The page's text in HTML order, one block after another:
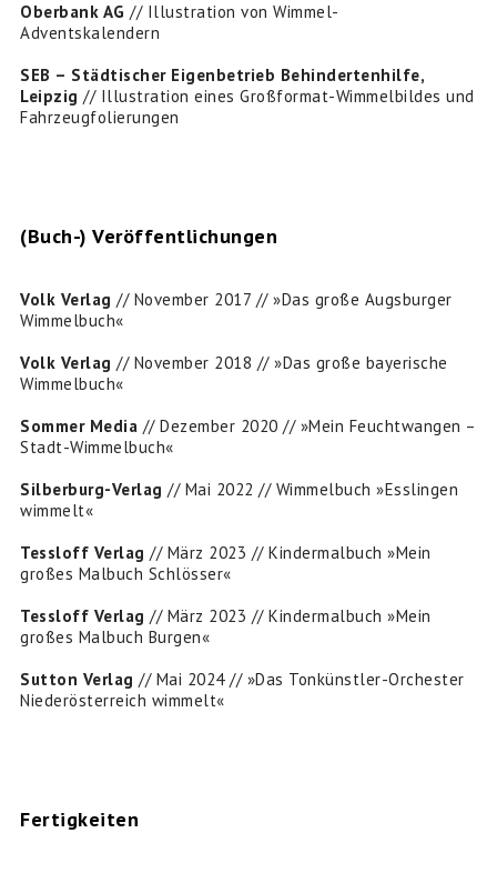
Oberbank AG // Illustration von Wimmel-
Adventskalendern
SEB – Städtischer Eigenbetrieb Behindertenhilfe,
Leipzig // Illustration eines Großformat-Wimmelbildes und
Fahrzeugfolierungen
(Buch-) Veröffentlichungen
Volk Verlag // November 2017 // »Das große Augsburger
Wimmelbuch«
Volk Verlag // November 2018 // »Das große bayerische
Wimmelbuch«
Sommer Media // Dezember 2020 // »Mein Feuchtwangen –
Stadt-Wimmelbuch«
Silberburg-Verlag // Mai 2022 // Wimmelbuch »Esslingen
wimmelt«
Tessloff Verlag // März 2023 // Kindermalbuch »Mein
großes Malbuch Schlösser«
Tessloff Verlag // März 2023 // Kindermalbuch »Mein
großes Malbuch Burgen«
Sutton Verlag // Mai 2024 // »Das Tonkünstler-Orchester
Niederösterreich wimmelt«
Fertigkeiten